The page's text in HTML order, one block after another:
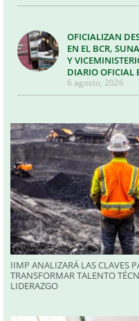
OFICIALIZAN
EN EL BCR,
Y
DIARIO OFICIAL
6 agosto, 2026
IIMP ANALIZARÁ LAS CLAVES
TRANSFORMAR TALENTO
LIDERAZGO